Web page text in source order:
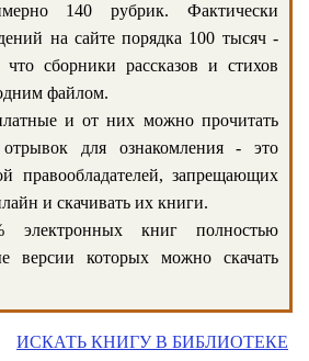
140 рубрик. Фактически
на сайте порядка 100 тысяч -
сборники рассказов и стихов
файлом.
и от них можно прочитать
для ознакомления - это
правообладателей, запрещающих
и скачивать их книги.
электронных книг полностью
версии которых можно скачать
ИСКАТЬ КНИГУ В БИБЛИОТЕКЕ